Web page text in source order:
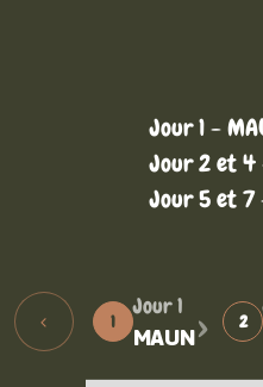
Jour 1 -
Jour 2 et 4
Jour 5 et 7 -
1
Jour 1
MAUN› 2
‹